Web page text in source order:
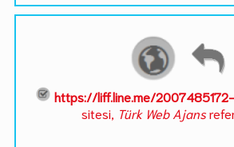
https://liff.line.me/
sitesi, Türk Web Ajans